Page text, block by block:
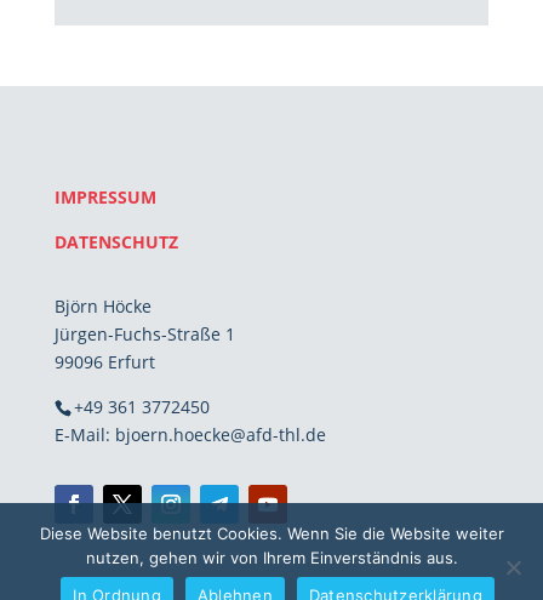
IMPRESSUM
DATENSCHUTZ
Björn Höcke
Jürgen-Fuchs-Straße 1
99096 Erfurt
+49 361 3772450
E-Mail: bjoern.hoecke@afd-thl.de
Diese Website benutzt Cookies. Wenn Sie die Website weiter
nutzen, gehen wir von Ihrem Einverständnis aus.
In Ordnung
Ablehnen Datenschutzerklärung